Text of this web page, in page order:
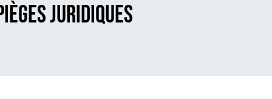
juridiques